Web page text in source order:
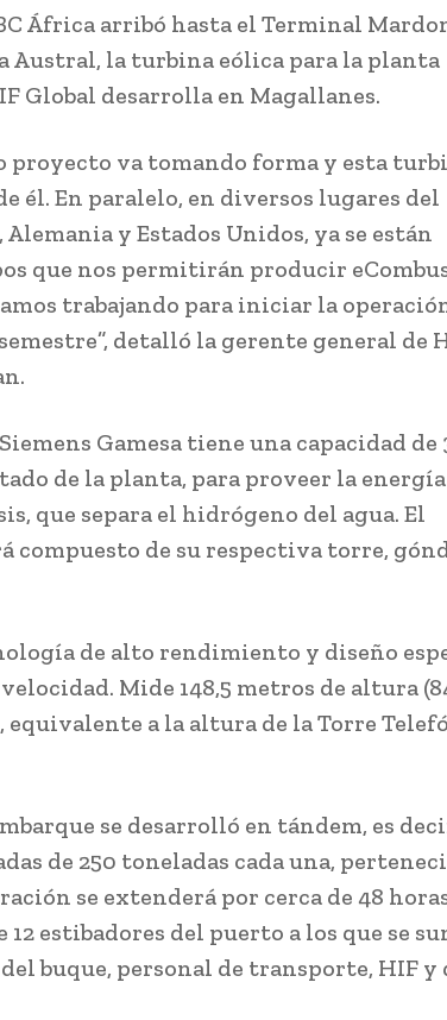
África arribó hasta el Terminal
Austral, la turbina eólica para la planta
Global desarrolla en Magallanes.
proyecto va tomando forma y esta
él. En paralelo, en diversos lugares del
y Estados Unidos, ya se están
que nos permitirán producir
trabajando para iniciar la
detalló la gerente general de
Gamesa tiene una capacidad de
de la planta, para proveer la
que separa el hidrógeno del agua. El
compuesto de su respectiva torre,
de alto rendimiento y diseño
Mide 148,5 metros de altura
equivalente a la altura de la Torre
se desarrolló en tándem, es
de 250 toneladas cada una,
se extenderá por cerca de 48
estibadores del puerto a los que se
buque, personal de transporte, HIF y